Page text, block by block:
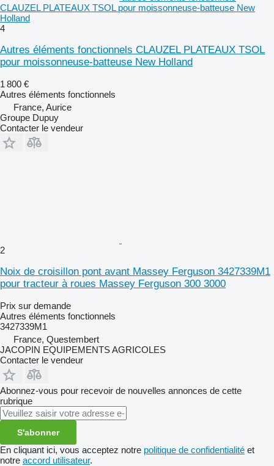
CLAUZEL PLATEAUX TSOL pour moissonneuse-batteuse New
Holland
4
Autres éléments fonctionnels CLAUZEL PLATEAUX TSOL
pour moissonneuse-batteuse New Holland
1 800 €
Autres éléments fonctionnels
France, Aurice
Groupe Dupuy
Contacter le vendeur
2
Noix de croisillon pont avant Massey Ferguson 3427339M1
pour tracteur à roues Massey Ferguson 300 3000
Prix sur demande
Autres éléments fonctionnels
3427339M1
France, Questembert
JACOPIN EQUIPEMENTS AGRICOLES
Contacter le vendeur
Abonnez-vous pour recevoir de nouvelles annonces de cette
rubrique
S'abonner
En cliquant ici, vous acceptez notre politique de confidentialité et
notre accord utilisateur.